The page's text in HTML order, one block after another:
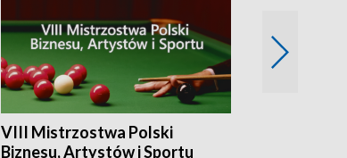
VIII Mistrzostwa Polski
Biznesu, Artystów i Sportu